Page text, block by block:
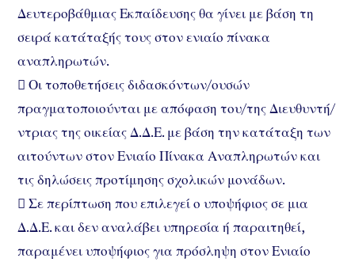
Δευτεροβάθμιας Εκπαίδευσης θα γίνει με βάση τη
σειρά κατάταξής τους στον ενιαίο πίνακα
αναπληρωτών.
 Οι τοποθετήσεις διδασκόντων/ουσών
πραγματοποιούνται με απόφαση του/της Διευθυντή/
ντριας της οικείας Δ.Δ.Ε. με βάση την κατάταξη των
αιτούντων στον Ενιαίο Πίνακα Αναπληρωτών και
τις δηλώσεις προτίμησης σχολικών μονάδων.
 Σε περίπτωση που επιλεγεί ο υποψήφιος σε μια
Δ.Δ.Ε. και δεν αναλάβει υπηρεσία ή παραιτηθεί,
παραμένει υποψήφιος για πρόσληψη στον Ενιαίο